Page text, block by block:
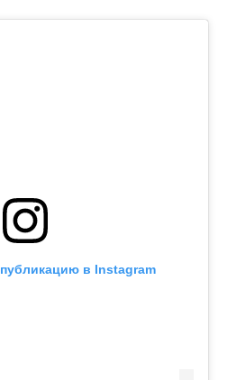
в Instagram